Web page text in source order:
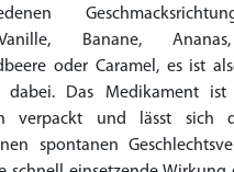
Banane,
oder Caramel, es ist
dabei. Das Medikament
verpackt und lässt sich
spontanen